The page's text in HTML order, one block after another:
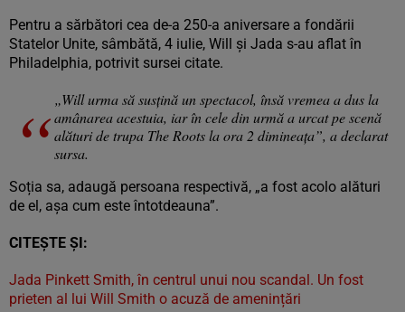
Pentru a sărbători cea de-a 250-a aniversare a fondării
Statelor Unite, sâmbătă, 4 iulie, Will și Jada s-au aflat în
Philadelphia, potrivit sursei citate.
„Will urma să susțină un spectacol, însă vremea a dus la
amânarea acestuia, iar în cele din urmă a urcat pe scenă
alături de trupa The Roots la ora 2 dimineața”, a declarat
sursa.
Soția sa, adaugă persoana respectivă, „a fost acolo alături
de el, așa cum este întotdeauna”.
CITEȘTE ȘI:
Jada Pinkett Smith, în centrul unui nou scandal. Un fost
prieten al lui Will Smith o acuză de amenințări